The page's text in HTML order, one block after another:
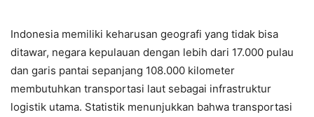
Indonesia memiliki keharusan geografi yang tidak bisa
ditawar, negara kepulauan dengan lebih dari 17.000 pulau
dan garis pantai sepanjang 108.000 kilometer
membutuhkan transportasi laut sebagai infrastruktur
logistik utama. Statistik menunjukkan bahwa transportasi